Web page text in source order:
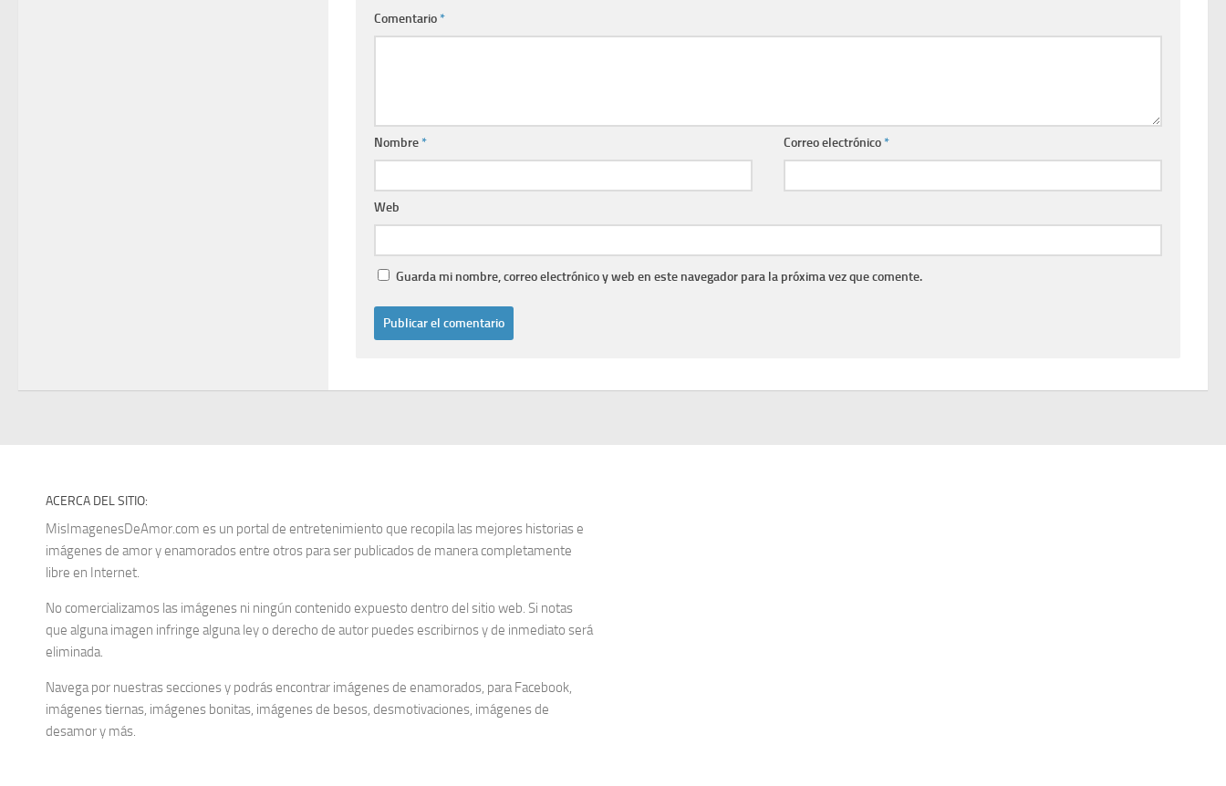
Comentario*
Nombre* Correo electrónico*
Web
Guarda mi nombre, correo electrónico y web en este navegador para la próxima vez que comente.
ACERCA DEL SITIO:
MisImagenesDeAmor.com es un portal de entretenimiento que recopila las mejores historias e
imágenes de amor y enamorados entre otros para ser publicados de manera completamente
libre en Internet.
No comercializamos las imágenes ni ningún contenido expuesto dentro del sitio web. Si notas
que alguna imagen infringe alguna ley o derecho de autor puedes escribirnos y de inmediato será
eliminada.
Navega por nuestras secciones y podrás encontrar imágenes de enamorados, para Facebook,
imágenes tiernas, imágenes bonitas, imágenes de besos, desmotivaciones, imágenes de
desamor y más.